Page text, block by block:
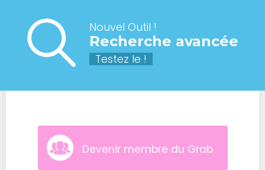
Nouvel Outil !
Recherche avancée
Testez le !
Devenir membre du Grab